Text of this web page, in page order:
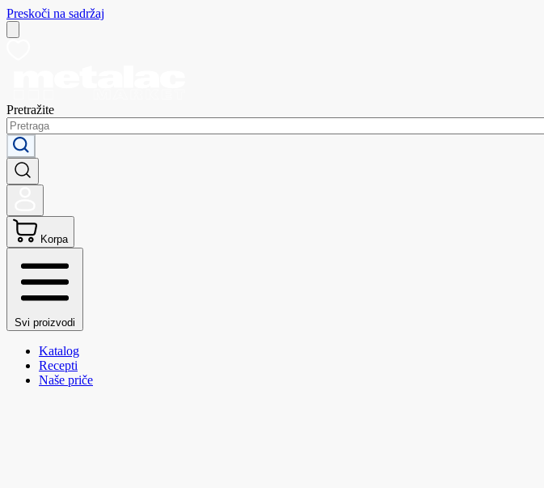
Preskoči na sadržaj
Pretražite
Korpa
Svi proizvodi
Katalog
Recepti
Naše priče